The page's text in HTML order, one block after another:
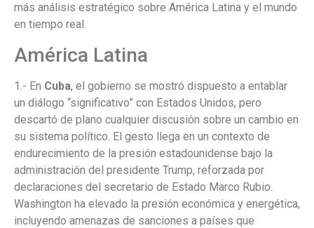
más análisis estratégico sobre América Latina y el mundo
en tiempo real.
América Latina
1.- En Cuba, el gobierno se mostró dispuesto a entablar
un diálogo “significativo” con Estados Unidos, pero
descartó de plano cualquier discusión sobre un cambio en
su sistema político. El gesto llega en un contexto de
endurecimiento de la presión estadounidense bajo la
administración del presidente Trump, reforzada por
declaraciones del secretario de Estado Marco Rubio.
Washington ha elevado la presión económica y energética,
incluyendo amenazas de sanciones a países que